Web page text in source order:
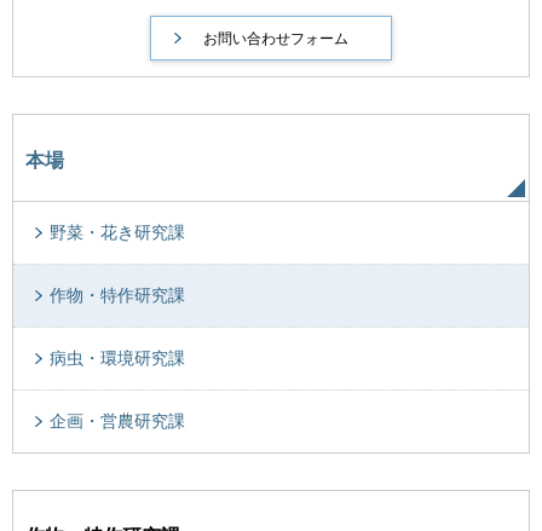
本場
野菜・花き研究課
作物・特作研究課
病虫・環境研究課
企画・営農研究課